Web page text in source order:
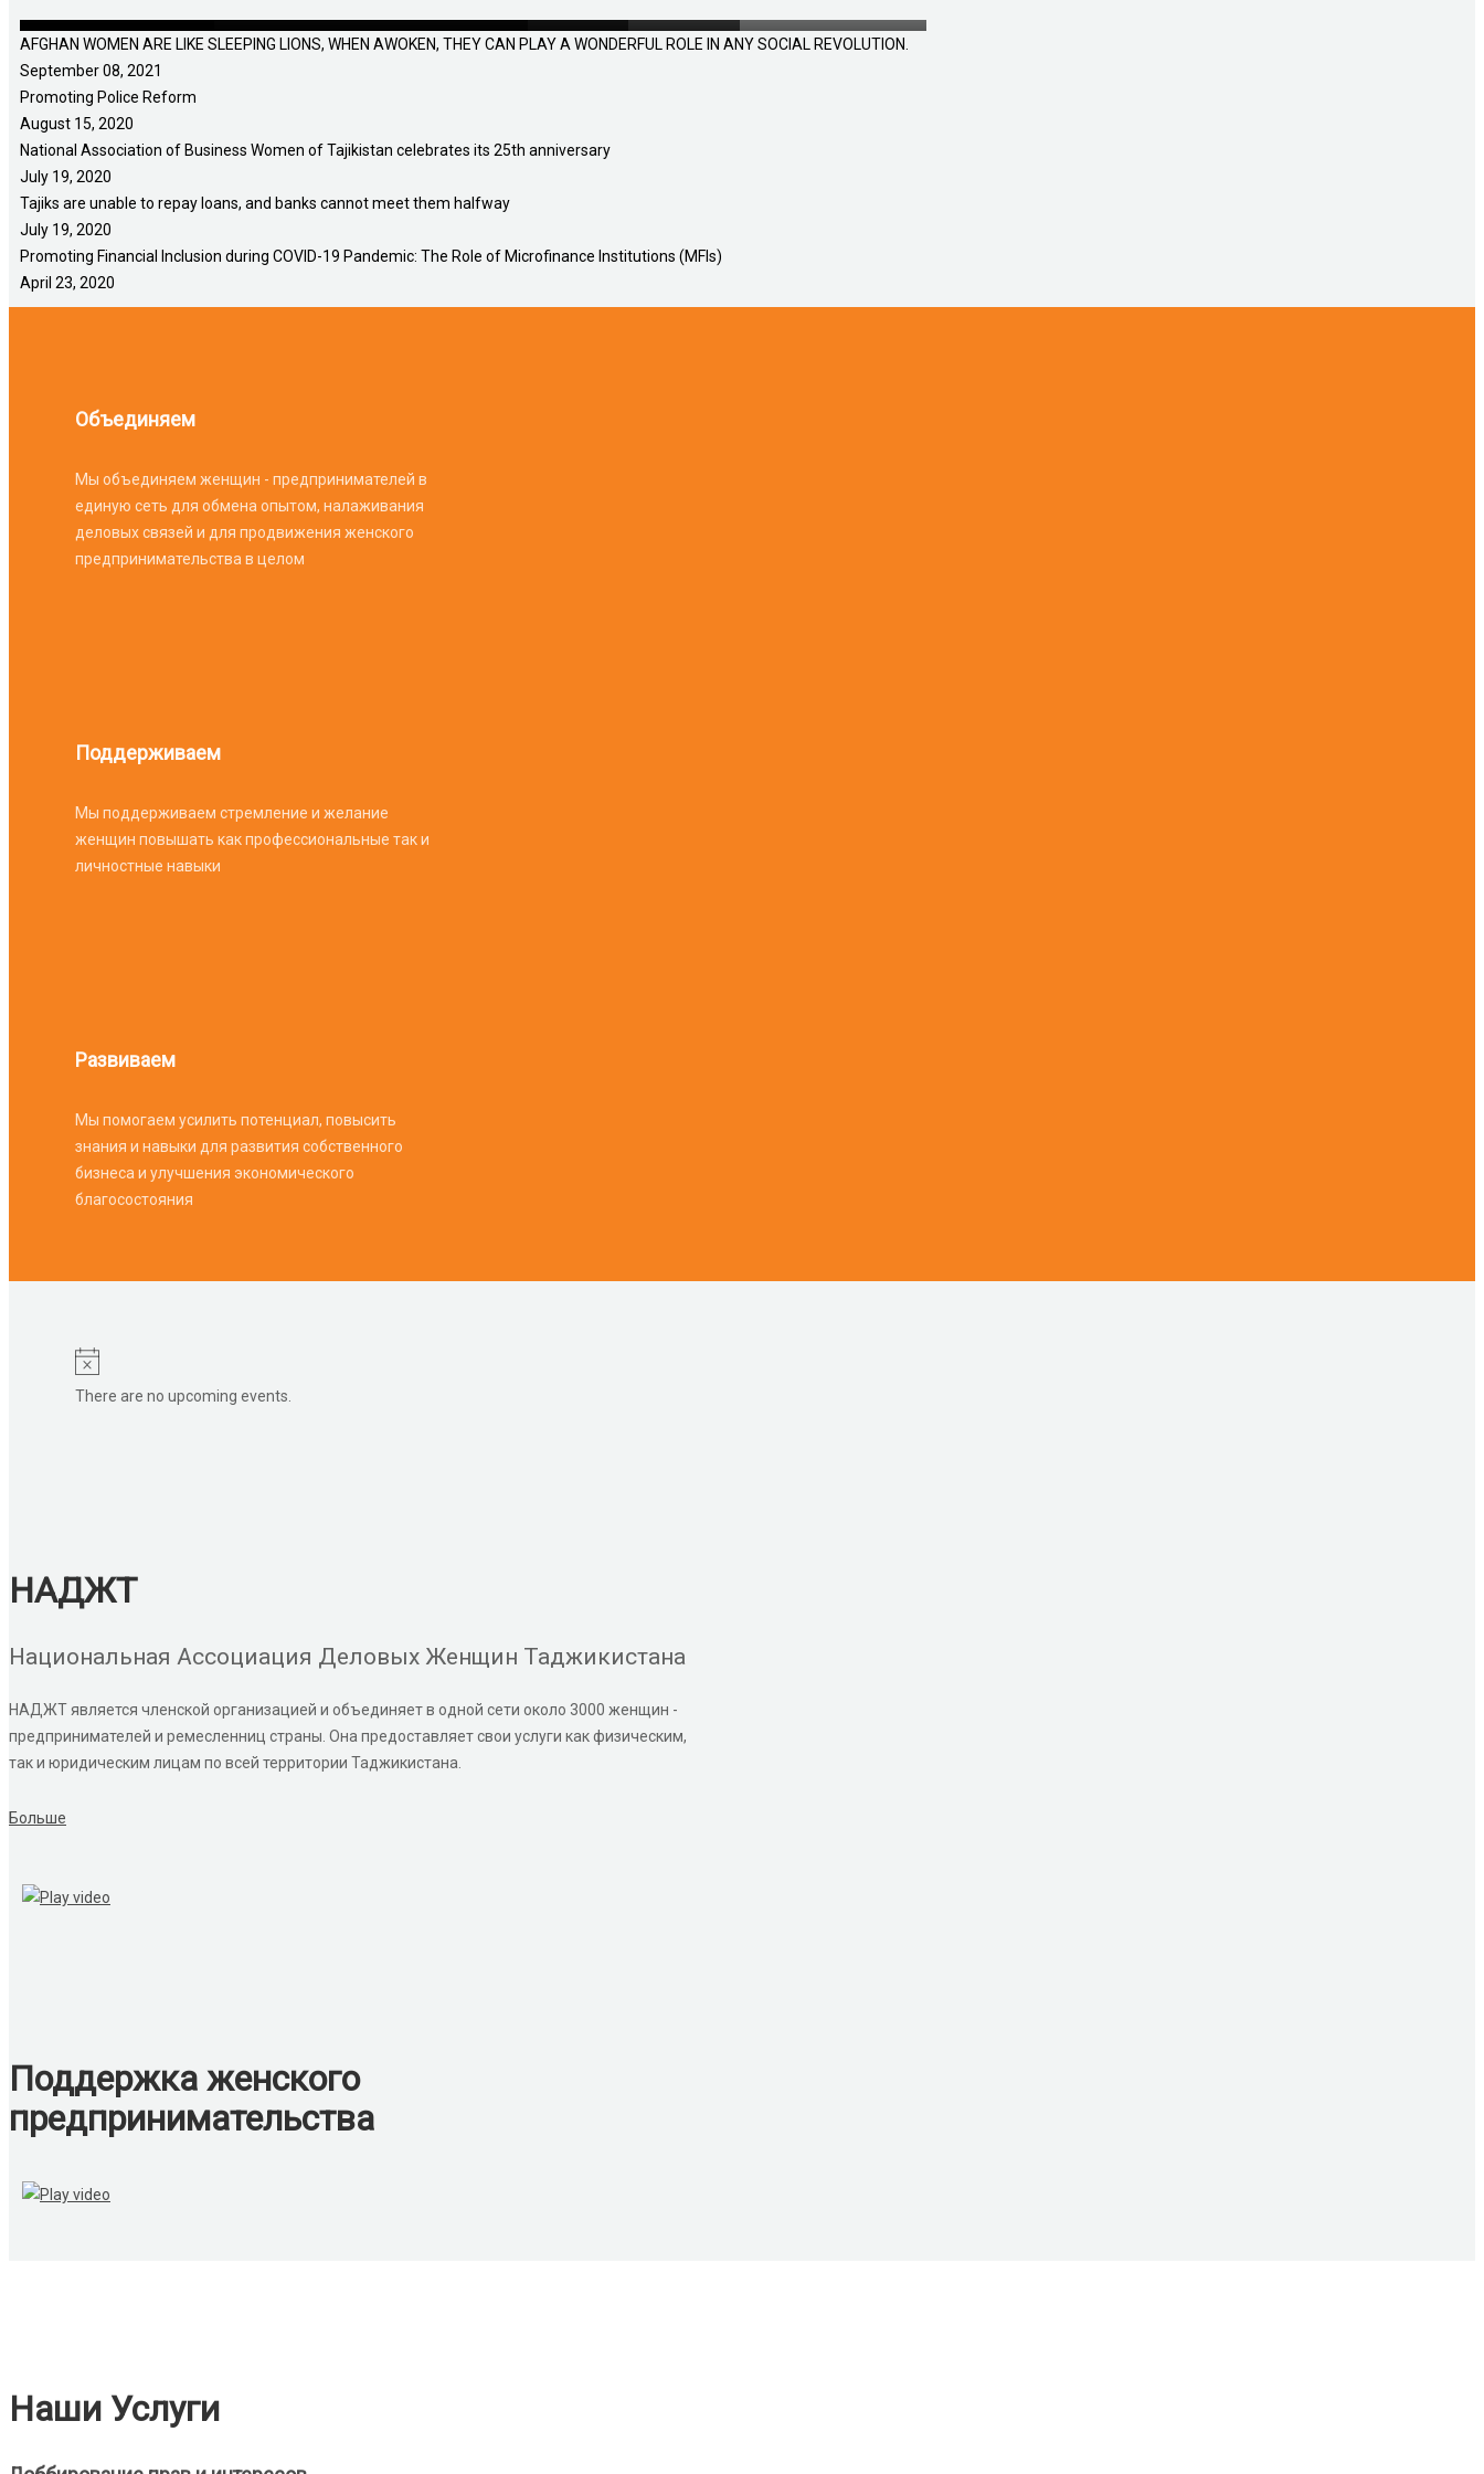
AFGHAN WOMEN ARE LIKE SLEEPING LIONS, WHEN AWOKEN, THEY CAN PLAY A WONDERFUL ROLE IN ANY SOCIAL REVOLUTION.
September 08, 2021
Promoting Police Reform
August 15, 2020
National Association of Business Women of Tajikistan celebrates its 25th anniversary
July 19, 2020
Tajiks are unable to repay loans, and banks cannot meet them halfway
July 19, 2020
Promoting Financial Inclusion during COVID-19 Pandemic: The Role of Microfinance Institutions (MFIs)
April 23, 2020
Объединяем
Мы объединяем женщин - предпринимателей в
единую сеть для обмена опытом, налаживания
деловых связей и для продвижения женского
предпринимательства в целом
Поддерживаем
Мы поддерживаем стремление и желание
женщин повышать как профессиональные так и
личностные навыки
Развиваем
Мы помогаем усилить потенциал, повысить
знания и навыки для развития собственного
бизнеса и улучшения экономического
благосостояния
There are no upcoming events.
НАДЖТ
Национальная Ассоциация Деловых Женщин Таджикистана
НАДЖТ является членской организацией и объединяет в одной сети около 3000 женщин -
предпринимателей и ремесленниц страны. Она предоставляет свои услуги как физическим,
так и юридическим лицам по всей территории Таджикистана.
Больше
Поддержка женского
предпринимательства
Наши Услуги